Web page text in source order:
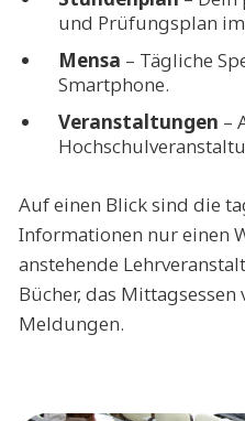
und Prüfungsplan
Mensa – Tägliche
Smartphone.
Veranstaltungen –
Auf einen Blick sind die
Informationen nur einen
anstehende
Bücher, das
Meldungen.